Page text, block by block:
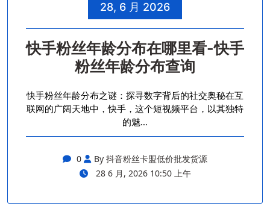
28, 6 月 2026
快手粉丝年龄分布在哪里看-快手
粉丝年龄分布查询
快手粉丝年龄分布之谜：探寻数字背后的社交奥秘在互
联网的广阔天地中，快手，这个短视频平台，以其独特
的魅…
0
By 抖音粉丝卡盟低价批发货源
28 6 月, 2026 10:50 上午